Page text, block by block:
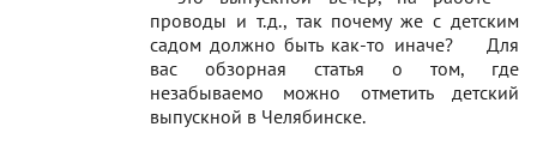
проводы и т.д., так почему же с детским
садом должно быть как-то иначе? Для
вас обзорная статья о том, где
незабываемо можно отметить детский
выпускной в Челябинске.